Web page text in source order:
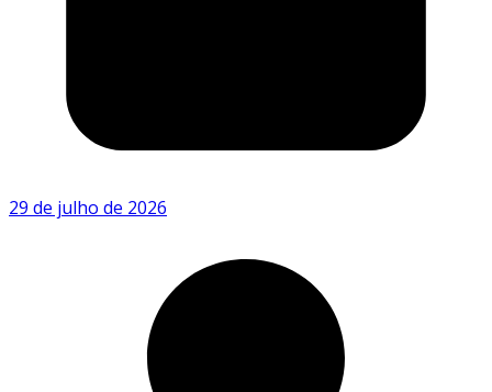
29 de julho de 2026